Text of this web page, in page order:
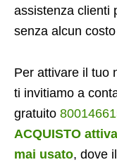
assistenza clienti
senza alcun
Per attivare il tuo
ti invitiamo a
gratuito
ACQUISTO
mai usato, dove